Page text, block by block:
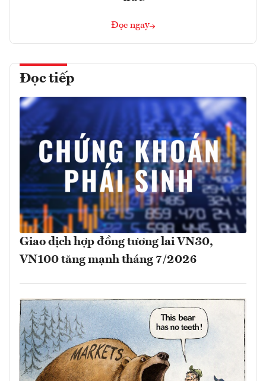
Đọc ngay
Đọc tiếp
Giao dịch hợp đồng tương lai VN30,
VN100 tăng mạnh tháng 7/2026